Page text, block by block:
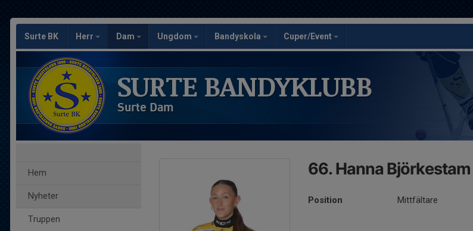
Surte BK Herr Dam Ungdom Bandyskola Cuper/Event
SURTE BANDYKLUBB
Surte Dam
Hem
Nyheter
Truppen
66. Hanna Björkestam
Position Mittfältare